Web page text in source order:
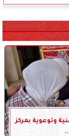
وتوعوية بمركز